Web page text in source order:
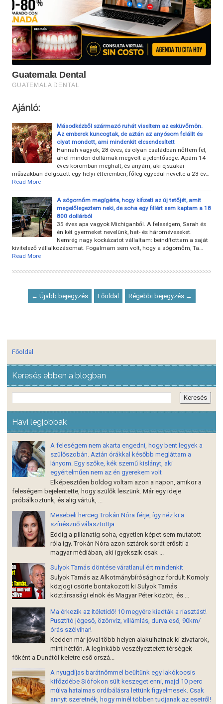
Ajánló:
Másodkézből származó ruhát viseltem az esküvőmön.
Az emberek kuncogtak, de aztán az anyósom felállt és
olyat mondott, ami mindenkit elcsendesített
Hannah vagyok, 28 éves, és olyan családban nőttem fel,
ahol minden dollárnak megvolt a jelentősége. Apám 14
éves koromban meghalt, és anyám, aki éjszakai
műszakban dolgozott egy helyi étteremben, főleg egyedül nevelte a 23 év…
Read More
A sógornőm megígérte, hogy kifizeti az új tetőjét, amit
megelőlegeztem neki, de soha egy fillért sem kaptam a 18
800 dollárból
35 éves apa vagyok Michiganből. A feleségem, Sarah és
én két gyermeket nevelünk, hat- és hároméveseket.
Nemrég nagy kockázatot vállaltam: beindítottam a saját
kivitelező vállalkozásomat. Fogalmam sem volt, hogy a sógornőm, Ta…
Read More
← Újabb bejegyzés Főoldal Régebbi bejegyzés →
Főoldal
Keresés ebben a blogban
Havi legjobbak
A feleségem nem akarta engedni, hogy bent legyek a
szülőszobán. Aztán órákkal később megláttam a
lányom. Egy szőke, kék szemű kislányt, aki
egyértelműen nem az én gyerekem volt
Elképesztően boldog voltam azon a napon, amikor a
feleségem bejelentette, hogy szülők leszünk. Már egy ideje
próbálkoztunk, és alig vártuk, ...
Mesebeli herceg Trokán Nóra férje, így néz ki a
színésznő választottja
Eddig a pillanatig soha, egyetlen képet sem mutatott
róla így. Trokán Nóra azon sztárok sorát erősíti a
magyar médiában, aki igyekszik csak ...
Sulyok Tamás döntése váratlanul ért mindenkit
Sulyok Tamás az Alkotmánybírósághoz fordult Komoly
közjogi csörte bontakozott ki Sulyok Tamás
köztársasági elnök és Magyar Péter között, és ...
Ma érkezik az ítéletidő! 10 megyére kiadták a riasztást!
Pusztító jégeső, özönvíz, villámlás, durva eső, 90km/
órás szélvihar!
Kedden már jóval több helyen alakulhatnak ki zivatarok,
mint hétfőn. A leginkább veszélyeztetett térségek
főként a Dunától keletre eső orszá...
A nyugdíjas barátnőmmel beültünk egy lakókocsis
kifőzdébe Siófokon sült keszeget enni, majd 10 perc
múlva hatalmas ordibálásra lettünk figyelmesek. Csak
annyit szeretnék, hogy minél többen tudjanak az esetről!